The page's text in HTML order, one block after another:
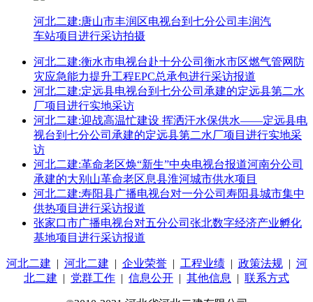
河北二建:唐山市丰润区电视台到七分公司丰润汽
车站项目进行采访拍摄
河北二建:衡水市电视台赴十分公司衡水市区燃气管网防
灾应急能力提升工程EPC总承包进行采访报道
河北二建:定远县电视台到七分公司承建的定远县第二水
厂项目进行实地采访
河北二建:迎战高温忙建设 挥洒汗水保供水——定远县电
视台到七分公司承建的定远县第二水厂项目进行实地采
访
河北二建:革命老区焕“新生”中央电视台报道河南分公司
承建的大别山革命老区息县淮河城市供水项目
河北二建:寿阳县广播电视台对一分公司寿阳县城市集中
供热项目进行采访报道
张家口市广播电视台对五分公司张北数字经济产业孵化
基地项目进行采访报道
河北二建 | 河北二建 | 企业荣誉| 工程业绩| 政策法规| 河
北二建 | 党群工作 | 信息公开 | 其他信息 | 联系方式